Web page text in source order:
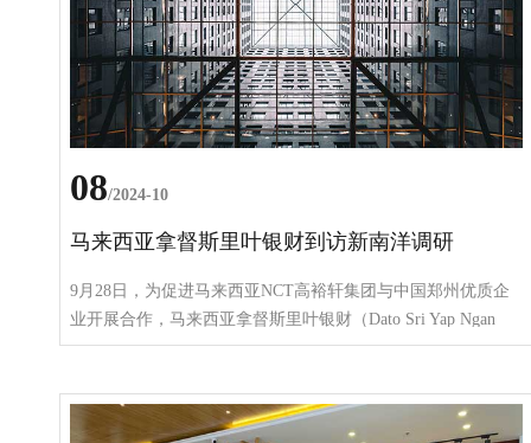
08/2024-10
马来西亚拿督斯里叶银财到访新南洋调研
9月28日，为促进马来西亚NCT高裕轩集团与中国郑州优质企
业开展合作，马来西亚拿督斯里叶银财（Dato Sri Yap Ngan
Choy）一行到访科创集团下属河南新南洋产业运营管理有限公
州台湾科技园、上海宏舜公司等相关人员参加调研活动，新南
洋副